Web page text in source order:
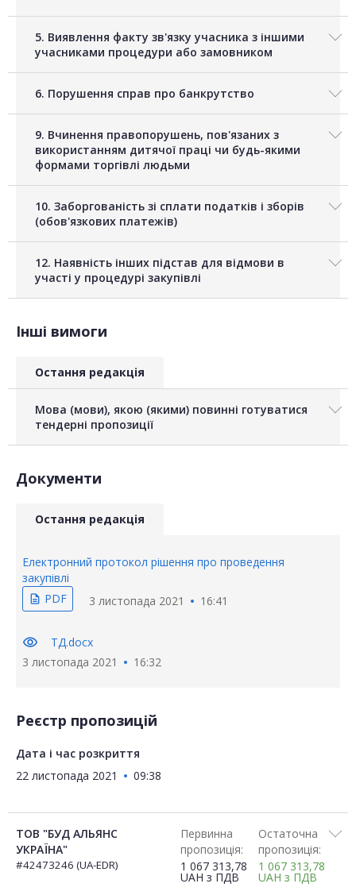
5. Виявлення факту зв'язку учасника з іншими
учасниками процедури або замовником
6. Порушення справ про банкрутство
9. Вчинення правопорушень, пов'язаних з
використанням дитячої праці чи будь-якими
формами торгівлі людьми
10. Заборгованість зі сплати податків і зборів
(обов'язкових платежів)
12. Наявність інших підстав для відмови в
участі у процедурі закупівлі
Інші вимоги
Остання редакція
Мова (мови), якою (якими) повинні готуватися
тендерні пропозиції
Документи
Остання редакція
Електронний протокол рішення про проведення
закупівлі
description PDF 3 листопада 2021 16:41
visibility
ТД.docx
3 листопада 2021
16:32
Реєстр пропозицій
Дата і час розкриття
22 листопада 2021
09:38
ТОВ "БУД АЛЬЯНС
УКРАЇНА"
#42473246 (UA-EDR)
Первинна
пропозиція:
1 067 313,78
UAH з ПДВ
Остаточна
пропозиція:
1 067 313,78
UAH з ПДВ